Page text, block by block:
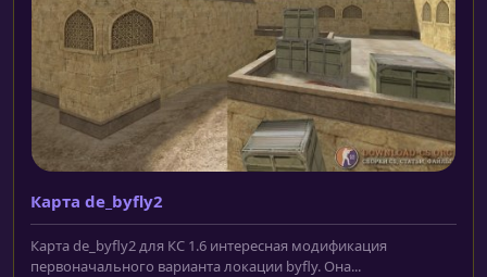
Карта de_byfly2
Карта de_byfly2 для КС 1.6 интересная модификация
первоначального варианта локации byfly. Она...